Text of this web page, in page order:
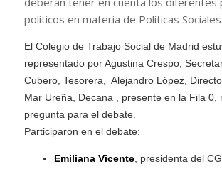
políticos en materia de Políticas Sociales.
El Colegio de Trabajo Social de Madrid
representado por Agustina Crespo,
Cubero, Tesorera, Alejandro López,
Mar Ureña, Decana , presente en la Fila 0,
pregunta para el debate.
Participaron en el debate:
Emiliana Vicente, presidenta del